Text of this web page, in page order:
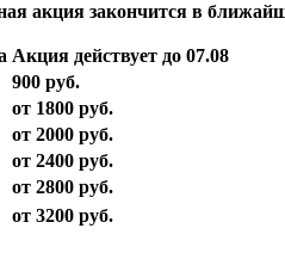
акция закончится в
Акция действует до 07.08
900 руб.
от 1800 руб.
от 2000 руб.
от 2400 руб.
от 2800 руб.
от 3200 руб.